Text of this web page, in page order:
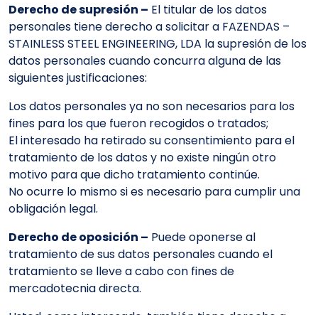
Derecho de supresión – El titular de los datos
personales tiene derecho a solicitar a FAZENDAS –
STAINLESS STEEL ENGINEERING, LDA la supresión de los
datos personales cuando concurra alguna de las
siguientes justificaciones:
Los datos personales ya no son necesarios para los
fines para los que fueron recogidos o tratados;
El interesado ha retirado su consentimiento para el
tratamiento de los datos y no existe ningún otro
motivo para que dicho tratamiento continúe.
No ocurre lo mismo si es necesario para cumplir una
obligación legal.
Derecho de oposición – Puede oponerse al
tratamiento de sus datos personales cuando el
tratamiento se lleve a cabo con fines de
mercadotecnia directa.